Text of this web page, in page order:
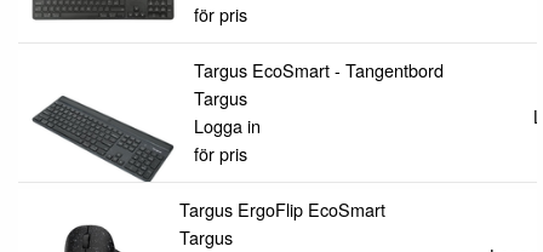
för pris
Targus EcoSmart - Tangentbord
Targus
Logga in
för pris
Targus ErgoFlip EcoSmart
Targus